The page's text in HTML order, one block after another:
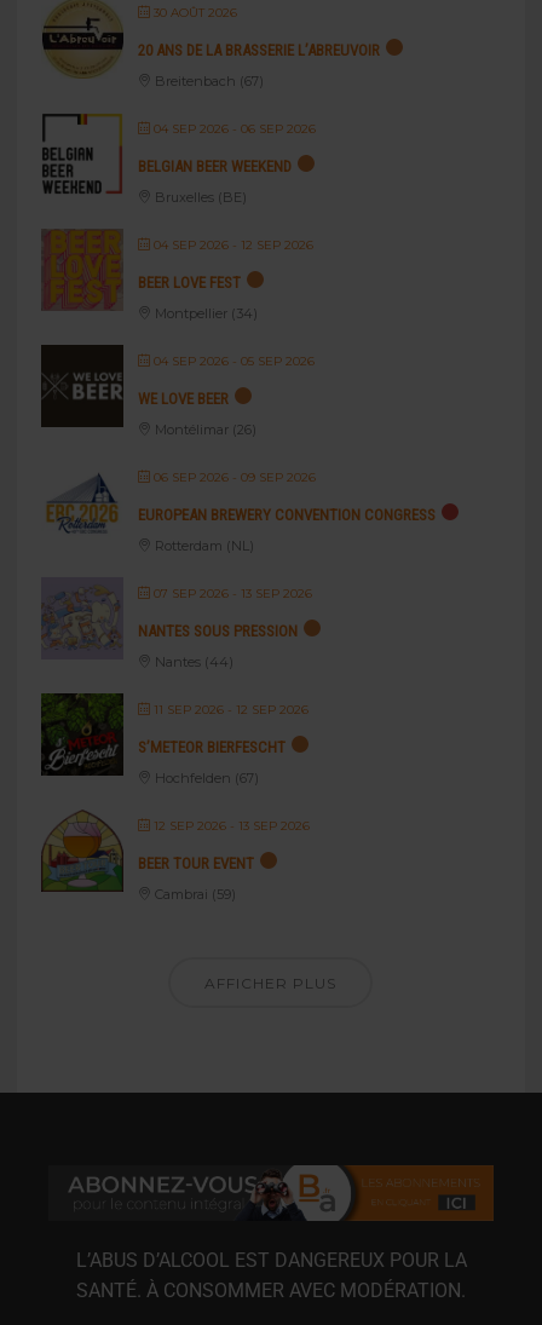
30 AOÛT 2026
20 ANS DE LA BRASSERIE L’ABREUVOIR
Breitenbach (67)
04 SEP 2026- 06 SEP 2026
BELGIAN BEER WEEKEND
Bruxelles (BE)
04 SEP 2026- 12 SEP 2026
BEER LOVE FEST
Montpellier (34)
04 SEP 2026- 05 SEP 2026
WE LOVE BEER
Montélimar (26)
06 SEP 2026- 09 SEP 2026
EUROPEAN BREWERY CONVENTION CONGRESS
Rotterdam (NL)
07 SEP 2026- 13 SEP 2026
NANTES SOUS PRESSION
Nantes (44)
11 SEP 2026- 12 SEP 2026
S’METEOR BIERFESCHT
Hochfelden (67)
12 SEP 2026- 13 SEP 2026
BEER TOUR EVENT
Cambrai (59)
AFFICHER PLUS
L’ABUS D’ALCOOL EST DANGEREUX POUR LA
SANTÉ. À CONSOMMER AVEC MODÉRATION.